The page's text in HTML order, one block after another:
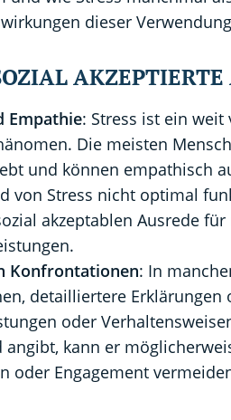
dieser
AKZEPTIERTE
Empathie: Stress ist ein
Die meisten
und können empathisch
von Stress nicht optimal
akzeptablen Ausrede
Konfrontationen: In
detailliertere
oder
angibt, kann er
oder Engagement